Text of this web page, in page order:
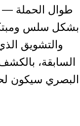
طوال الحملة —
بشكل سلس
والتشويق
السابقة،
البصري سيكون